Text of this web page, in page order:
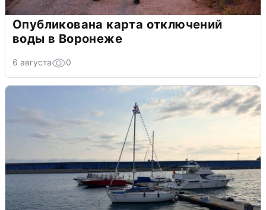
Опубликована карта отключений
воды в Воронеже
6 августа 0